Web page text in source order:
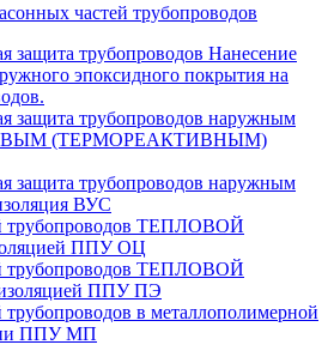
частей трубопроводов
защита трубопроводов Нанесение
эпоксидного покрытия на
защита трубопроводов наружным
(ТЕРМОРЕАКТИВНЫМ)
защита трубопроводов наружным
ВУС
трубопроводов ТЕПЛОВОЙ
ППУ ОЦ
трубопроводов ТЕПЛОВОЙ
ППУ ПЭ
трубопроводов в металлополимерной
ППУ МП